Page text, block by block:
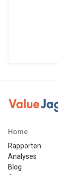
Home
Rapporten
Analyses
Blog